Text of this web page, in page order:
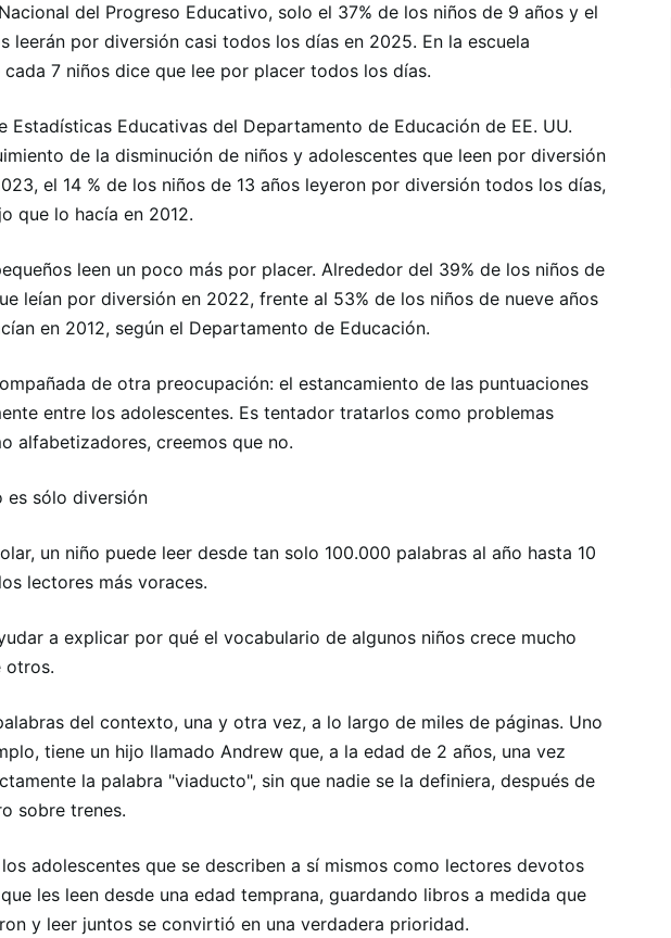
del Progreso Educativo, solo el 37% de los niños de 9 años y el
leerán por diversión casi todos los días en 2025. En la escuela
cada 7 niños dice que lee por placer todos los días.
Estadísticas Educativas del Departamento de Educación de EE. UU.
de la disminución de niños y adolescentes que leen por diversión
el 14 % de los niños de 13 años leyeron por diversión todos los días,
que lo hacía en 2012.
leen un poco más por placer. Alrededor del 39% de los niños de
leían por diversión en 2022, frente al 53% de los niños de nueve años
en 2012, según el Departamento de Educación.
de otra preocupación: el estancamiento de las puntuaciones
entre los adolescentes. Es tentador tratarlos como problemas
alfabetizadores, creemos que no.
es sólo diversión
un niño puede leer desde tan solo 100.000 palabras al año hasta 10
lectores más voraces.
a explicar por qué el vocabulario de algunos niños crece mucho
otros.
del contexto, una y otra vez, a lo largo de miles de páginas. Uno
tiene un hijo llamado Andrew que, a la edad de 2 años, una vez
la palabra "viaducto", sin que nadie se la definiera, después de
sobre trenes.
adolescentes que se describen a sí mismos como lectores devotos
les leen desde una edad temprana, guardando libros a medida que
y leer juntos se convirtió en una verdadera prioridad.